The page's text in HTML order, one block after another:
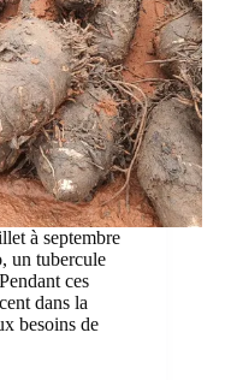
à septembre
un tubercule
ces
dans la
besoins de